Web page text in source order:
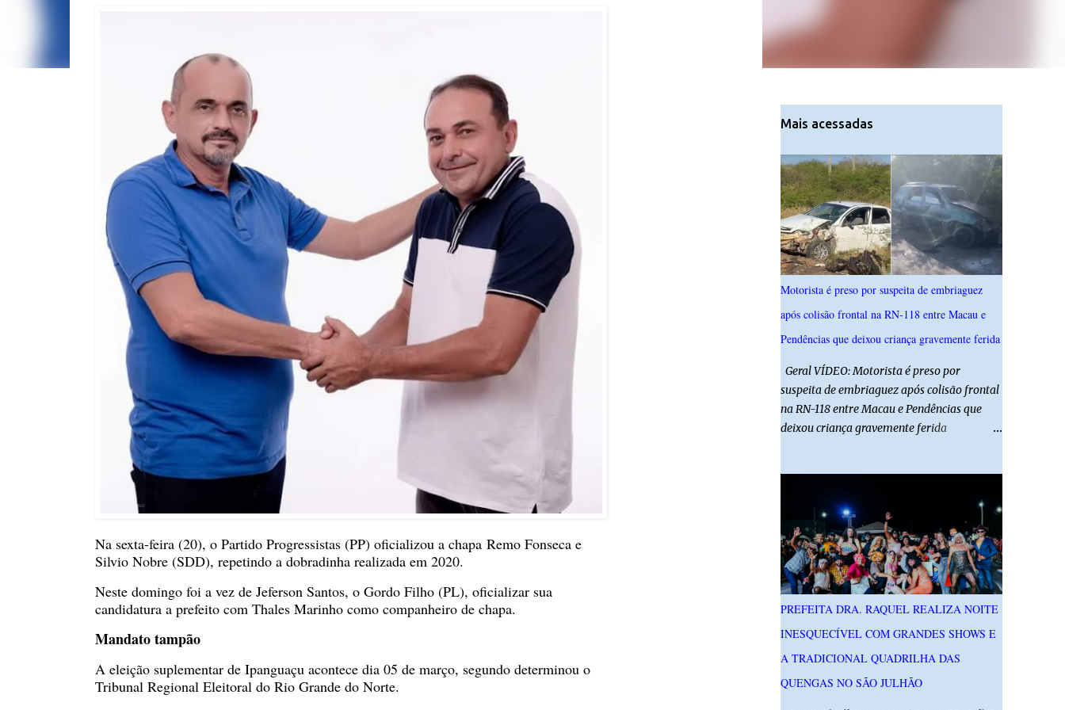
Na sexta-feira (20), o Partido Progressistas (PP) oficializou a chapa Remo Fonseca e
Silvio Nobre (SDD), repetindo a dobradinha realizada em 2020.
Neste domingo foi a vez de Jeferson Santos, o Gordo Filho (PL), oficializar sua
candidatura a prefeito com Thales Marinho como companheiro de chapa.
Mandato tampão
A eleição suplementar de Ipanguaçu acontece dia 05 de março, segundo determinou o
Tribunal Regional Eleitoral do Rio Grande do Norte.
Mais acessadas
Motorista é preso por suspeita de embriaguez
após colisão frontal na RN-118 entre Macau e
Pendências que deixou criança gravemente ferida
Geral VÍDEO: Motorista é preso por
suspeita de embriaguez após colisão frontal
na RN-118 entre Macau e Pendências que
deixou criança gravemente ferida
embriagado após um acidente que deixou
uma criança de 11 anos gravemente ferida
na manhã deste sábado (1º), na RN-118,
entre Macau e Pendências. Segundo a Polícia
Militar, dois carros que seguiam em sentidos
opostos bateram de frente. Um dos
condutores apresentava sinais de
embriaguez, foi levado ao Hospital Regional
Tarcísio Maia, em Mossoró, e autuado em
flagrante. O exame pericial para confirmar a
presença de álcool no organismo está em
PREFEITA DRA. RAQUEL REALIZA NOITE
INESQUECÍVEL COM GRANDES SHOWS E
A TRADICIONAL QUADRILHA DAS
QUENGAS NO SÃO JULHÃO